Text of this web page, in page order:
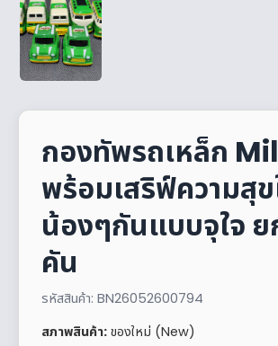
กองทัพรถเหล็ก
พร้อมเสริฟ์ความสุข
น้องๆกันแบบจุใจ ย
คัน
รหัสสินค้า: BN26052600794
สภาพสินค้า: ของใหม่ (New)